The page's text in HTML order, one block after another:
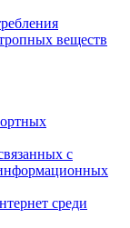
веществ
с
среди